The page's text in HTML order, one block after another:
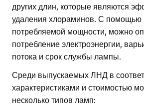
других длин, которые являются
удаления хлораминов. С помощью
потребляемой мощности, можно
потребление электроэнергии,
потока и срок службы лампы.
Среди выпускаемых ЛНД в
характеристиками и стоимостью
несколько типов ламп: